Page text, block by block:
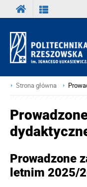
Strona główna
Prowadzone
letnim 2025/